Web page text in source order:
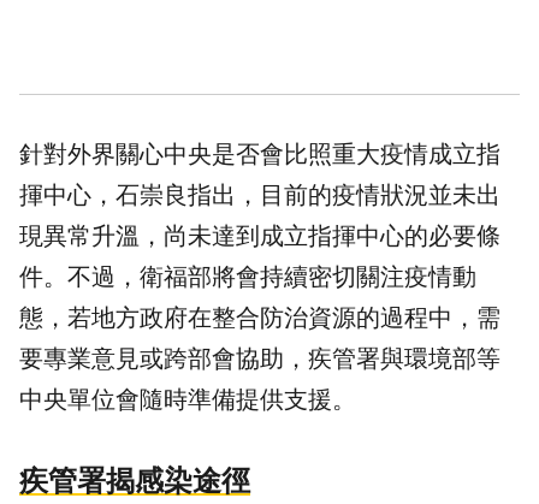
針對外界關心中央是否會比照重大疫情成立指
揮中心，石崇良指出，目前的疫情狀況並未出
現異常升溫，尚未達到成立指揮中心的必要條
件。不過，衛福部將會持續密切關注疫情動
態，若地方政府在整合防治資源的過程中，需
要專業意見或跨部會協助，疾管署與環境部等
中央單位會隨時準備提供支援。
疾管署揭感染途徑